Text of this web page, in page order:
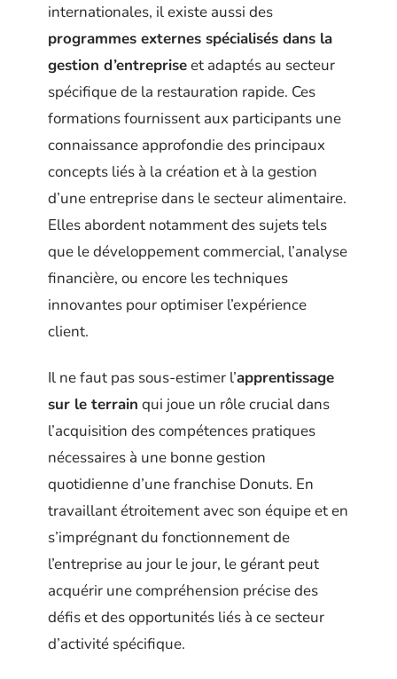
internationales, il existe aussi des
programmes externes spécialisés dans la
gestion d’entrepriseet adaptés au secteur
spécifique de la restauration rapide. Ces
formations fournissent aux participants une
connaissance approfondie des principaux
concepts liés à la création et à la gestion
d’une entreprise dans le secteur alimentaire.
Elles abordent notamment des sujets tels
que le développement commercial, l’analyse
financière, ou encore les techniques
innovantes pour optimiser l’expérience
client.
Il ne faut pas sous-estimer l’apprentissage
sur le terrain qui joue un rôle crucial dans
l’acquisition des compétences pratiques
nécessaires à une bonne gestion
quotidienne d’une franchise Donuts. En
travaillant étroitement avec son équipe et en
s’imprégnant du fonctionnement de
l’entreprise au jour le jour, le gérant peut
acquérir une compréhension précise des
défis et des opportunités liés à ce secteur
d’activité spécifique.